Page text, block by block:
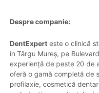
Despre companie:
DentExpert este o clinică
în Târgu Mureș, pe
experiență de peste 20 de
oferă o gamă completă de
profilaxie, cosmetică